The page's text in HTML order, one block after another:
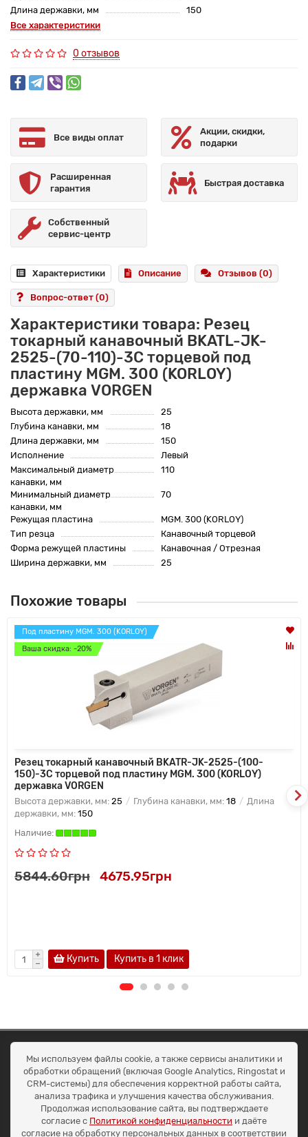
Длина державки, мм
150
Все характеристики
0 отзывов
Все виды оплат
Акции, скидки,
подарки
Расширенная
гарантия
Быстрая доставка
Собственный
сервис-центр
Характеристики Описание Отзывов (0)
Вопрос-ответ (0)
Характеристики товара: Резец
токарный канавочный BKATL-JK-
2525-(70-110)-3C торцевой под
пластину MGM. 300 (KORLOY)
державка VORGEN
Высота державки, мм
25
Глубина канавки, мм
18
Длина державки, мм
150
Исполнение
Левый
Максимальный диаметр
канавки, мм
110
Минимальный диаметр
канавки, мм
70
Режущая пластина
MGM. 300 (KORLOY)
Тип резца
Канавочный торцевой
Форма режущей пластины
Канавочная / Отрезная
Ширина державки, мм
25
Похожие товары
Под пластину MGM. 300 (KORLOY)
Ваша скидка: -20%
Резец токарный канавочный BKATR-JK-2525-(100-
150)-3C торцевой под пластину MGM. 300 (KORLOY)
державка VORGEN
Высота державки, мм: 25 Глубина канавки, мм: 18
Длина
державки, мм: 150
5844.60грн 4675.95грн
Купить Купить в 1 клик
ОКЕАН ТРЕЙД
Договір публичної оферти
Доставка та оплата
Наші контакти
Умови повернення
+38 (099) 452-20-02
+38 (098) 492-20-02
Мы используем файлы cookie, а также сервисы аналитики и
обработки обращений (включая Google Analytics, Ringostat и
CRM-системы) для обеспечения корректной работы сайта,
анализа трафика и улучшения качества обслуживания.
Продолжая использование сайта, вы подтверждаете
согласие с Политикой конфиденциальности и даёте
согласие на обработку персональных данных в соответствии